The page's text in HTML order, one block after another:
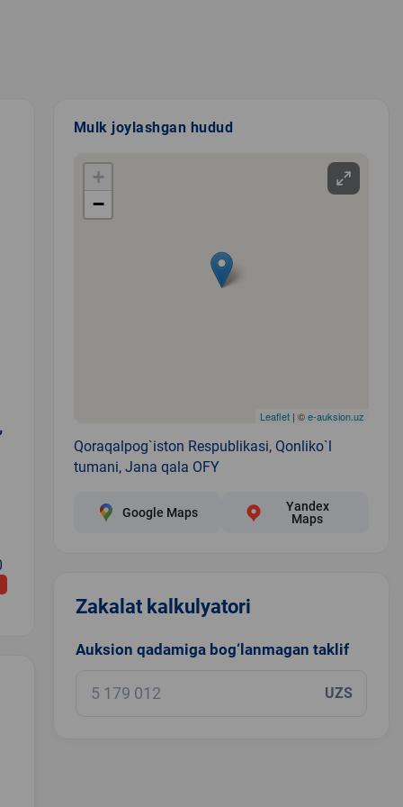
Mulk joylashgan hudud
+
−
Leaflet| ©e-auksion.uz
Qoraqalpog`iston Respublikasi, Qonliko`l
tumani, Jana qala OFY
Google Maps
Yandex
Maps
Zakalat kalkulyatori
Auksion qadamiga bog‘lanmagan taklif
UZS